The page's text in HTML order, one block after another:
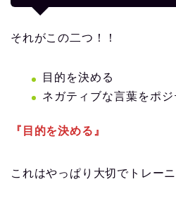
それがこの二つ！！
目的を決める
ネガティブな言葉をポ
『目的を決める』
これはやっぱり大切でトレー